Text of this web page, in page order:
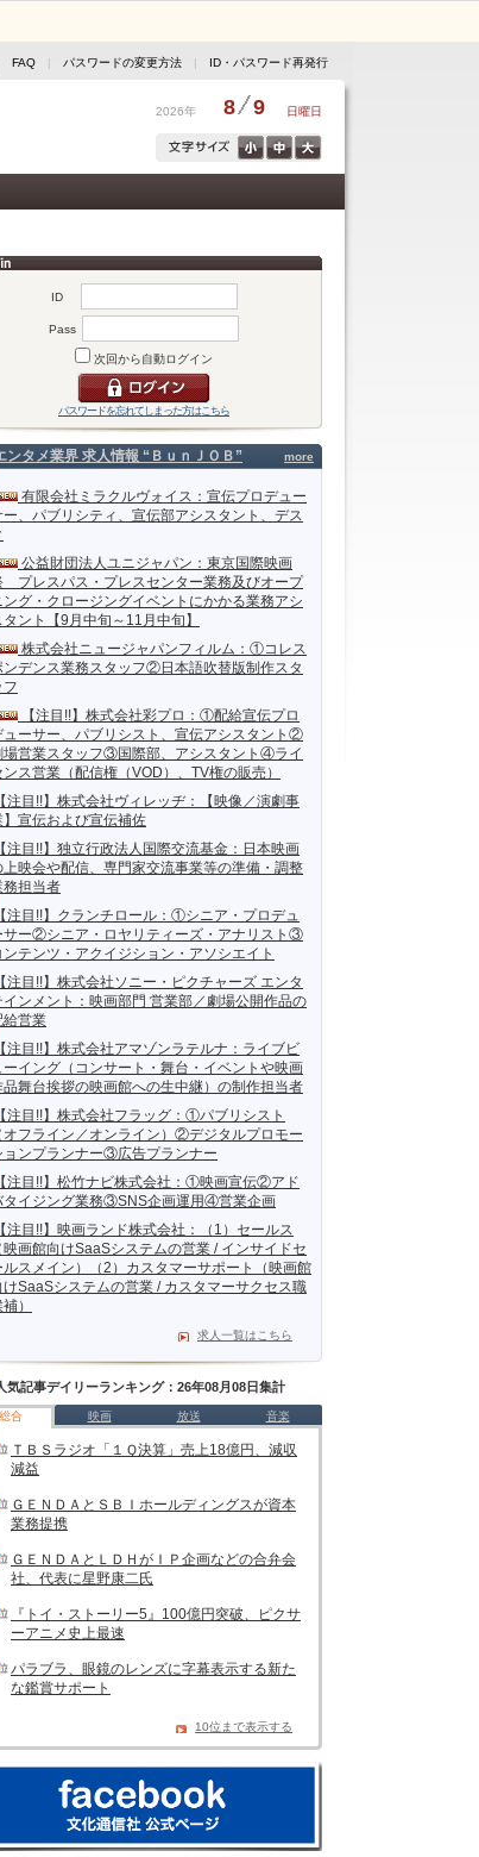
FAQ | パスワードの変更方法 | ID・パスワード再発行
2026年 8 9 日曜日
ID
Pass
次回から自動ログイン
パスワードを忘れてしまった方はこちら
more
ンタメ業界 求人情報 “ＢｕｎＪＯＢ”
有限会社ミラクルヴォイス：宣伝プロデュー
ー、パブリシティ、宣伝部アシスタント、デス
公益財団法人ユニジャパン：東京国際映画
プレスパス・プレスセンター業務及びオープ
ング・クロージングイベントにかかる業務アシ
タント【9月中旬～11月中旬】
株式会社ニュージャパンフィルム：①コレス
ンデンス業務スタッフ②日本語吹替版制作スタ
フ
【注目!!】株式会社彩プロ：①配給宣伝プロ
ューサー、パブリシスト、宣伝アシスタント②
場営業スタッフ③国際部、アシスタント④ライ
ンス営業（配信権（VOD）、TV権の販売）
注目!!】株式会社ヴィレッヂ：【映像／演劇事
】宣伝および宣伝補佐
注目!!】独立行政法人国際交流基金：日本映画
上映会や配信、専門家交流事業等の準備・調整
務担当者
注目!!】クランチロール：①シニア・プロデュ
サー②シニア・ロヤリティーズ・アナリスト③
ンテンツ・アクイジション・アソシエイト
注目!!】株式会社ソニー・ピクチャーズ エンタ
インメント：映画部門 営業部／劇場公開作品の
給営業
注目!!】株式会社アマゾンラテルナ：ライブビ
ーイング（コンサート・舞台・イベントや映画
品舞台挨拶の映画館への生中継）の制作担当者
注目!!】株式会社フラッグ：①パブリシスト
オフライン／オンライン）②デジタルプロモー
ョンプランナー③広告プランナー
注目!!】松竹ナビ株式会社：①映画宣伝②アド
タイジング業務③SNS企画運用④営業企画
注目!!】映画ランド株式会社：（1）セールス
映画館向けSaaSシステムの営業 / インサイドセ
ルスメイン）（2）カスタマーサポート（映画館
けSaaSシステムの営業 / カスタマーサクセス職
）
求人一覧はこちら
気記事デイリーランキング：26年08月08日集計
総合 映画 放送 音楽
ＴＢＳラジオ「１Ｑ決算」売上18億円、減収
減益
ＧＥＮＤＡとＳＢＩホールディングスが資本
業務提携
ＧＥＮＤＡとＬＤＨがＩＰ企画などの合弁会
社、代表に星野康二氏
『トイ・ストーリー5』100億円突破、ピクサ
ーアニメ史上最速
パラブラ、眼鏡のレンズに字幕表示する新た
な鑑賞サポート
10位まで表示する